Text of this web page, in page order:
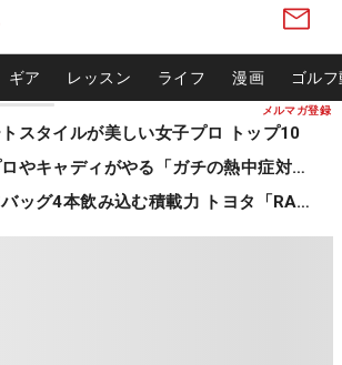
メルマガ登録
ギア レッスン ライフ 漫画 ゴル
スタイルが美しい女子プロ トップ10
女子プロやキャディがやる「ガチの熱中症対策」
ゴルフバッグ4本飲み込む積載力 トヨタ「RAV4」